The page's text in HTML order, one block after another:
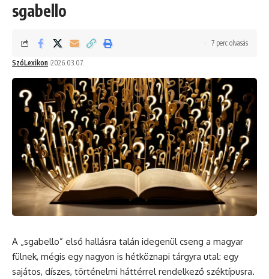
sgabello
SzóLexikon 2026.03.07.
7 perc olvasás
A „sgabello” első hallásra talán idegenül cseng a magyar
fülnek, mégis egy nagyon is hétköznapi tárgyra utal: egy
sajátos, díszes, történelmi háttérrel rendelkező széktípusra.